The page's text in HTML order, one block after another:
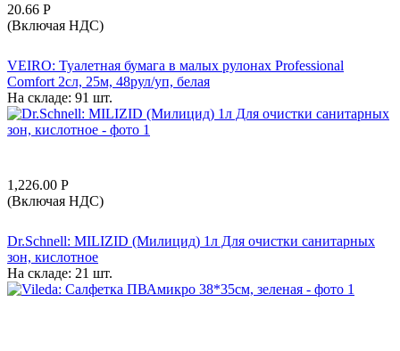
20.66 Р
(Включая НДС)
VEIRO: Туалетная бумага в малых рулонах Professional
Comfort 2сл, 25м, 48рул/уп, белая
На складе: 91 шт.
1,226.00 Р
(Включая НДС)
Dr.Schnell: MILIZID (Милицид) 1л Для очистки санитарных
зон, кислотное
На складе: 21 шт.